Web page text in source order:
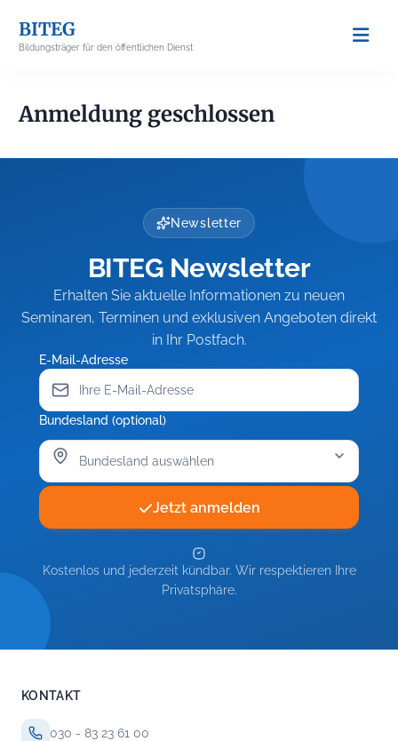
content
BITEG
Bildungsträger für den öffentlichen Dienst
Anmeldung geschlossen
Newsletter
BITEG Newsletter
Erhalten Sie aktuelle Informationen zu neuen
Seminaren, Terminen und exklusiven Angeboten direkt
in Ihr Postfach.
E-Mail-Adresse
Bundesland (optional)
Jetzt anmelden
Kostenlos und jederzeit kündbar. Wir respektieren Ihre
Privatsphäre.
KONTAKT
030 - 83 23 61 00